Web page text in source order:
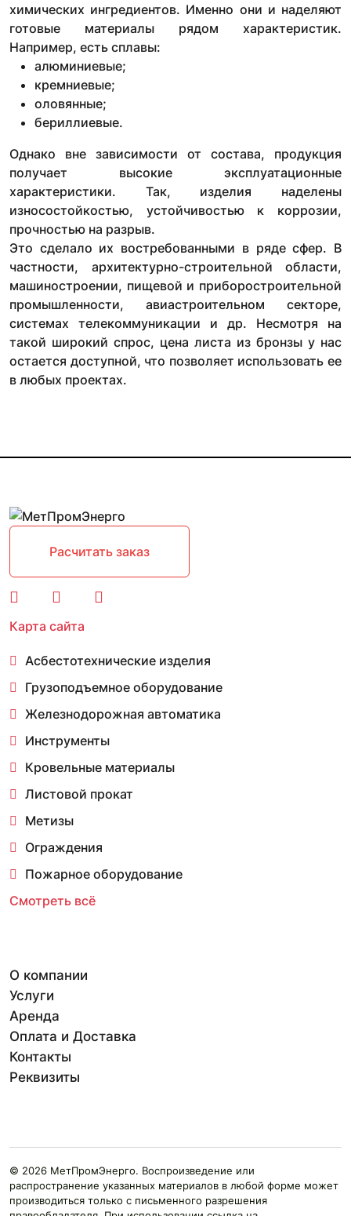
химических ингредиентов. Именно они и наделяют
готовые материалы рядом характеристик.
Например, есть сплавы:
алюминиевые;
кремниевые;
оловянные;
бериллиевые.
Однако вне зависимости от состава, продукция
получает высокие эксплуатационные
характеристики. Так, изделия наделены
износостойкостью, устойчивостью к коррозии,
прочностью на разрыв.
Это сделало их востребованными в ряде сфер. В
частности, архитектурно-строительной области,
машиностроении, пищевой и приборостроительной
промышленности, авиастроительном секторе,
системах телекоммуникации и др. Несмотря на
такой широкий спрос, цена листа из бронзы у нас
остается доступной, что позволяет использовать ее
в любых проектах.
Расчитать заказ
Карта сайта
Асбестотехнические изделия
Грузоподъемное оборудование
Железнодорожная автоматика
Инструменты
Кровельные материалы
Листовой прокат
Метизы
Ограждения
Пожарное оборудование
Смотреть всё
О компании
Услуги
Аренда
Оплата и Доставка
Контакты
Реквизиты
© 2026 МетПромЭнерго. Воспроизведение или
распространение указанных материалов в любой форме может
производиться только с письменного разрешения